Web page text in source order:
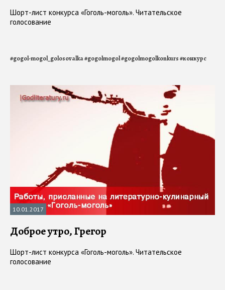
Шорт-лист конкурса «Гоголь-моголь». Читательское
голосование
#gogol-mogol_golosovalka#gogolmogol#gogolmogolkonkurs#конкурс
10.01.2017
Доброе утро, Грегор
Шорт-лист конкурса «Гоголь-моголь». Читательское
голосование